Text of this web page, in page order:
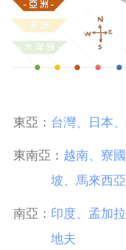
東亞： 台灣 日本
東南亞： 越南 寮國
坡
馬來西亞
南亞： 印度 孟加拉
地夫